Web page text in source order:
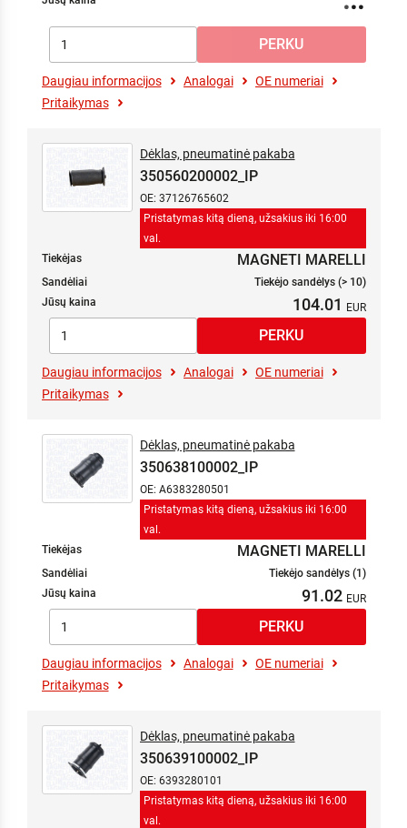
Daugiau informacijos Analogai
OE numeriai
Pritaikymas
Pristatymas kitą dieną, užsakius iki 16:00
val.
Dėklas, pneumatinė pakaba
350560200002_IP
OE: 37126765602
Tiekėjas MAGNETI MARELLI
Sandėliai
Tiekėjo sandėlys (> 10)
Jūsų kaina
104.01
Daugiau informacijos Analogai
OE numeriai
Pritaikymas
Pristatymas kitą dieną, užsakius iki 16:00
val.
Dėklas, pneumatinė pakaba
350638100002_IP
OE: A6383280501
Tiekėjas MAGNETI MARELLI
Sandėliai
Tiekėjo sandėlys (1)
Jūsų kaina
91.02
Daugiau informacijos Analogai
OE numeriai
Pritaikymas
Pristatymas kitą dieną, užsakius iki 16:00
val.
Dėklas, pneumatinė pakaba
350639100002_IP
OE: 6393280101